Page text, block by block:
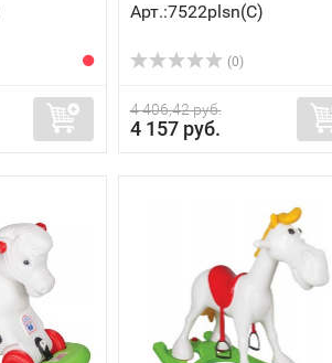
Арт.:7522plsn(C)
(0)
4 406,42 руб.
4 157 руб.